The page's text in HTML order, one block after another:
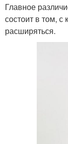
Главное
состоит в том, с
расширяться.